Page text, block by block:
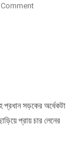
On
সড়কের অর্ধেকটা
প্রায় চার লেনের